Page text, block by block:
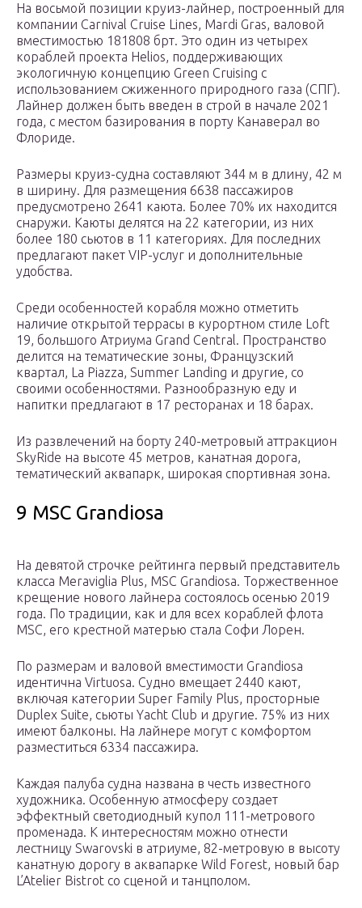
На восьмой позиции круиз-лайнер, построенный для
компании Carnival Cruise Lines, Mardi Gras, валовой
вместимостью 181808 брт. Это один из четырех
кораблей проекта Helios, поддерживающих
экологичную концепцию Green Cruising с
использованием сжиженного природного газа (СПГ).
Лайнер должен быть введен в строй в начале 2021
года, с местом базирования в порту Канаверал во
Флориде.
Размеры круиз-судна составляют 344 м в длину, 42 м
в ширину. Для размещения 6638 пассажиров
предусмотрено 2641 каюта. Более 70% их находится
снаружи. Каюты делятся на 22 категории, из них
более 180 сьютов в 11 категориях. Для последних
предлагают пакет VIP-услуг и дополнительные
удобства.
Среди особенностей корабля можно отметить
наличие открытой террасы в курортном стиле Loft
19, большого Атриума Grand Central. Пространство
делится на тематические зоны, Французский
квартал, La Piazza, Summer Landing и другие, со
своими особенностями. Разнообразную еду и
напитки предлагают в 17 ресторанах и 18 барах.
Из развлечений на борту 240-метровый аттракцион
SkyRide на высоте 45 метров, канатная дорога,
тематический аквапарк, широкая спортивная зона.
9 MSC Grandiosa
На девятой строчке рейтинга первый представитель
класса Meraviglia Plus, MSC Grandiosa. Торжественное
крещение нового лайнера состоялось осенью 2019
года. По традиции, как и для всех кораблей флота
MSC, его крестной матерью стала Софи Лорен.
По размерам и валовой вместимости Grandiosa
идентична Virtuosa. Судно вмещает 2440 кают,
включая категории Super Family Plus, просторные
Duplex Suite, сьюты Yacht Club и другие. 75% из них
имеют балконы. На лайнере могут с комфортом
разместиться 6334 пассажира.
Каждая палуба судна названа в честь известного
художника. Особенную атмосферу создает
эффектный светодиодный купол 111-метрового
променада. К интересностям можно отнести
лестницу Swarovski в атриуме, 82-метровую в высоту
канатную дорогу в аквапарке Wild Forest, новый бар
L’Atelier Bistrot со сценой и танцполом.